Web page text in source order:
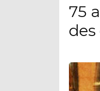
75